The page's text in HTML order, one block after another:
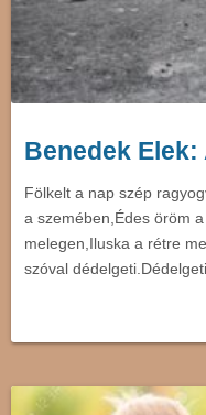
Benedek
Fölkelt a nap szép
a szemében,Édes öröm
melegen,Iluska a rétre
szóval